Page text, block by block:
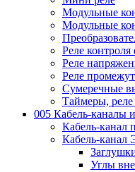
Модульные
Модульные
Реле контроля
Реле
Реле
Сумеречные
Таймеры,
005 Кабель-каналы
Кабель-канал
Кабель-канал
Углы